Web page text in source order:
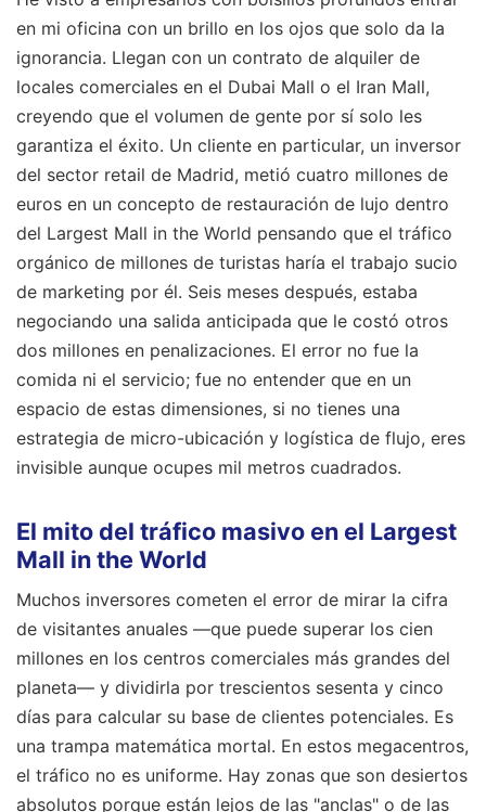
en mi oficina con un brillo en los ojos que solo da la
ignorancia. Llegan con un contrato de alquiler de
locales comerciales en el Dubai Mall o el Iran Mall,
creyendo que el volumen de gente por sí solo les
garantiza el éxito. Un cliente en particular, un inversor
del sector retail de Madrid, metió cuatro millones de
euros en un concepto de restauración de lujo dentro
del Largest Mall in the World pensando que el tráfico
orgánico de millones de turistas haría el trabajo sucio
de marketing por él. Seis meses después, estaba
negociando una salida anticipada que le costó otros
dos millones en penalizaciones. El error no fue la
comida ni el servicio; fue no entender que en un
espacio de estas dimensiones, si no tienes una
estrategia de micro-ubicación y logística de flujo, eres
invisible aunque ocupes mil metros cuadrados.
El mito del tráfico masivo en el Largest
Mall in the World
Muchos inversores cometen el error de mirar la cifra
de visitantes anuales —que puede superar los cien
millones en los centros comerciales más grandes del
planeta— y dividirla por trescientos sesenta y cinco
días para calcular su base de clientes potenciales. Es
una trampa matemática mortal. En estos megacentros,
el tráfico no es uniforme. Hay zonas que son desiertos
absolutos porque están lejos de las "anclas" o de las